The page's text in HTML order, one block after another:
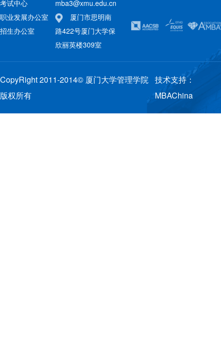
考试中心
职业发展办公室
招生办公室
mba3@xmu.edu.cn
厦门市思明南
路422号厦门大学保
欣丽英楼309室
CopyRight 2011-2014© 厦门大学管理学院
版权所有
技术支持：
MBAChina